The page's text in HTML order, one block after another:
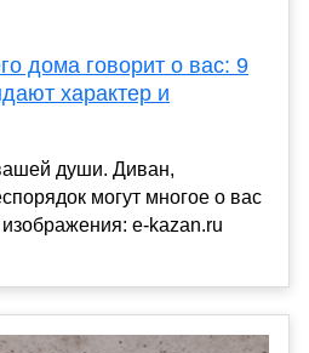
дома говорит о вас: 9
характер и
души. Диван,
могут многое о вас
изображения: e-kazan.ru